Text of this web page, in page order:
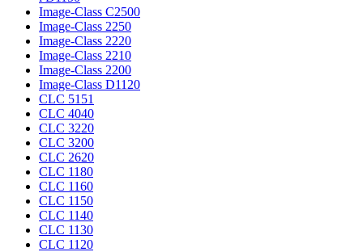
Image-Class C2500
Image-Class 2250
Image-Class 2220
Image-Class 2210
Image-Class 2200
Image-Class D1120
CLC 5151
CLC 4040
CLC 3220
CLC 3200
CLC 2620
CLC 1180
CLC 1160
CLC 1150
CLC 1140
CLC 1130
CLC 1120